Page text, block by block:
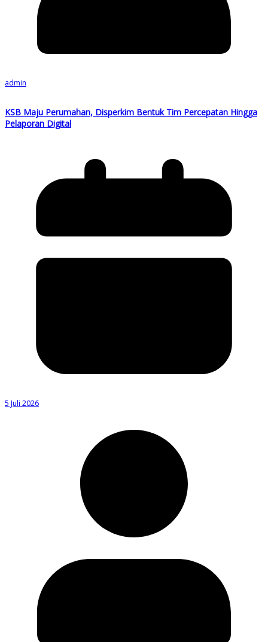
admin
KSB Maju Perumahan, Disperkim Bentuk Tim Percepatan Hingga
Pelaporan Digital
5 Juli 2026